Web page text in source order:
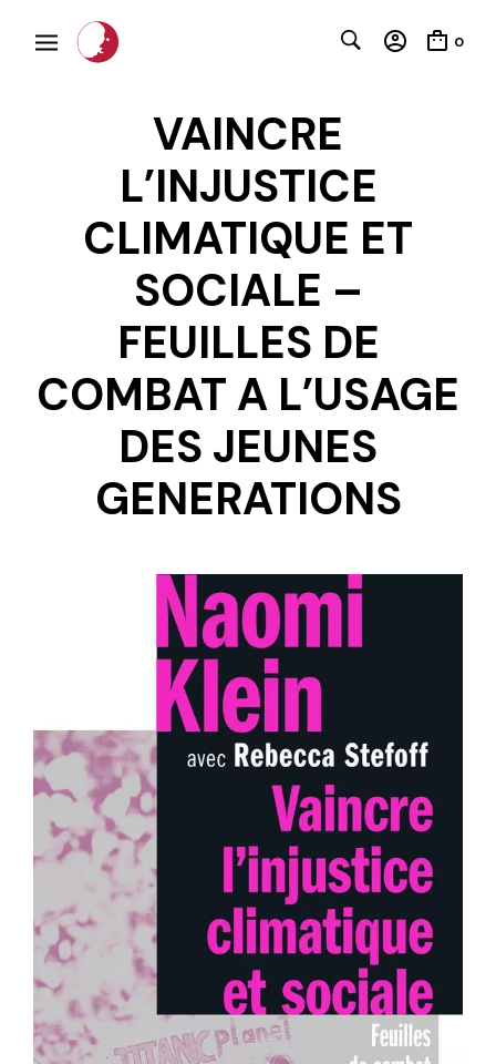
0
VAINCRE
L’INJUSTICE
CLIMATIQUE ET
SOCIALE –
FEUILLES DE
COMBAT A L’USAGE
DES JEUNES
GENERATIONS